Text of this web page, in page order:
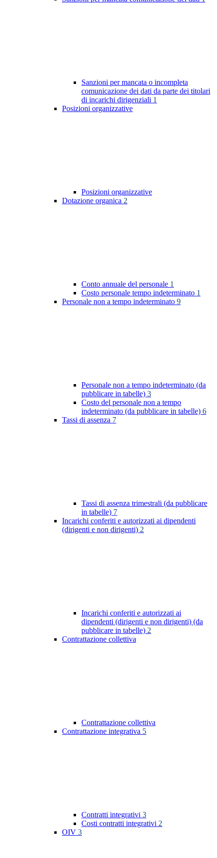
Sanzioni per mancata o incompleta
comunicazione dei dati da parte dei titolari
di incarichi dirigenziali 1
Posizioni organizzative
Posizioni organizzative
Dotazione organica 2
Conto annuale del personale 1
Costo personale tempo indeterminato 1
Personale non a tempo indeterminato 9
Personale non a tempo indeterminato (da
pubblicare in tabelle) 3
Costo del personale non a tempo
indeterminato (da pubblicare in tabelle) 6
Tassi di assenza 7
Tassi di assenza trimestrali (da pubblicare
in tabelle) 7
Incarichi conferiti e autorizzati ai dipendenti
(dirigenti e non dirigenti) 2
Incarichi conferiti e autorizzati ai
dipendenti (dirigenti e non dirigenti) (da
pubblicare in tabelle) 2
Contrattazione collettiva
Contrattazione collettiva
Contrattazione integrativa 5
Contratti integrativi 3
Costi contratti integrativi 2
OIV 3